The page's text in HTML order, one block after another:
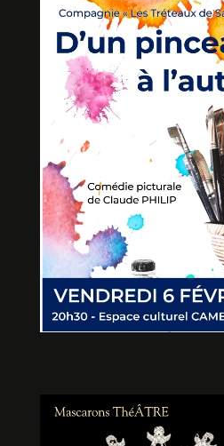
LANGOUSTE
De John MURRELL
D’UN PINCEAU A L’AUTRE
De Claude PHILIP